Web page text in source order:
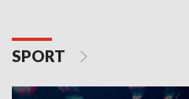
SPORT